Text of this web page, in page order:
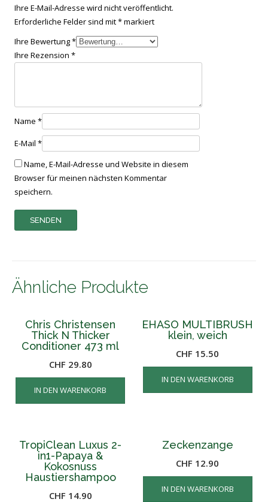
Ihre E-Mail-Adresse wird nicht veröffentlicht.
Erforderliche Felder sind mit*markiert
Ihre Bewertung*
Ihre Rezension*
Name*
E-Mail*
Name, E-Mail-Adresse und Website in diesem
Browser für meinen nächsten Kommentar
speichern.
Ähnliche Produkte
Chris Christensen
Thick N Thicker
Conditioner 473 ml
CHF 29.80
IN DEN WARENKORB
EHASO MULTIBRUSH
klein, weich
CHF 15.50
IN DEN WARENKORB
TropiClean Luxus 2-
in1-Papaya &
Kokosnuss
Haustiershampoo
CHF 14.90
Zeckenzange
CHF 12.90
IN DEN WARENKORB